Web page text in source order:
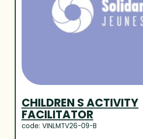
CHILDREN S ACTIVITY
FACILITATOR
code: VINLMTV26-09-B